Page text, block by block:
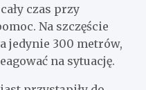
czas przy
Na szczęście
jedynie 300 metrów,
na sytuację.